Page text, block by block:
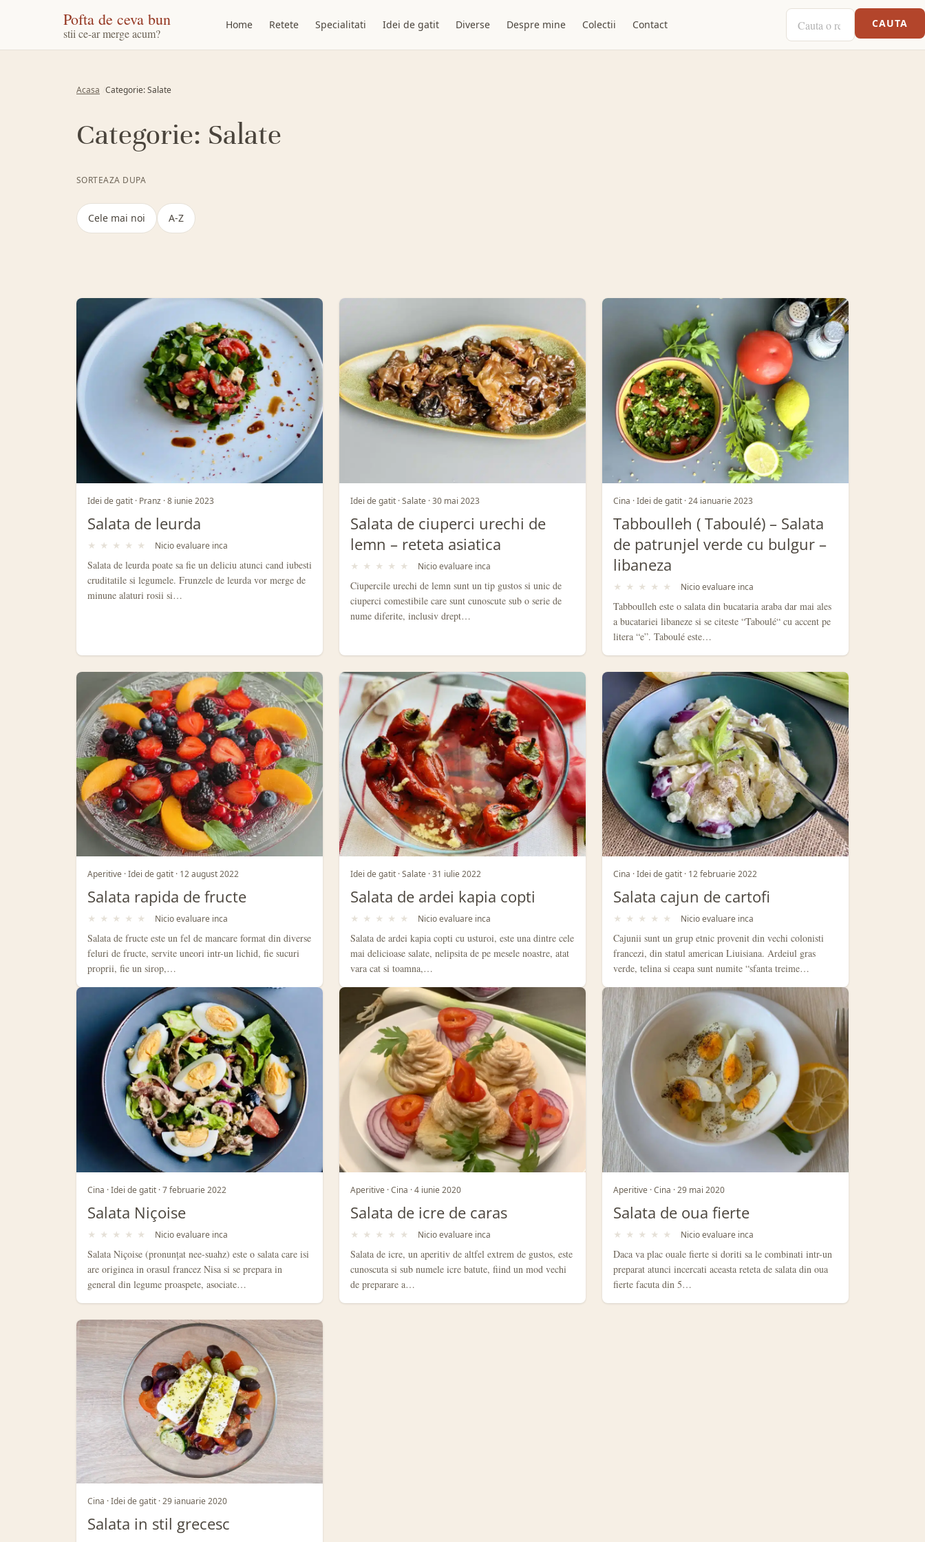
Pofta de ceva bun
stii ce-ar merge acum?
Home Retete Specialitati Idei de gatit Diverse Despre mine Colectii Contact
CAUTA O RETETA
CAUTA
Acasa Categorie: Salate
Categorie: Salate
SORTEAZA DUPA
Cele mai noi A-Z
Retete din Categorie: Salate
Idei de gatit · Pranz · 8 iunie 2023
Salata de leurda
★ ★ ★ ★ ★ Nicio evaluare inca
Salata de leurda poate sa fie un deliciu atunci cand iubesti
cruditatile si legumele. Frunzele de leurda vor merge de
minune alaturi rosii si…
Idei de gatit · Salate · 30 mai 2023
Salata de ciuperci urechi de
lemn – reteta asiatica
★ ★ ★ ★ ★ Nicio evaluare inca
Ciupercile urechi de lemn sunt un tip gustos si unic de
ciuperci comestibile care sunt cunoscute sub o serie de
nume diferite, inclusiv drept…
Cina · Idei de gatit · 24 ianuarie 2023
Tabboulleh ( Taboulé) – Salata
de patrunjel verde cu bulgur –
libaneza
★ ★ ★ ★ ★ Nicio evaluare inca
Tabboulleh este o salata din bucataria araba dar mai ales
a bucatariei libaneze si se citeste “Taboulé“ cu accent pe
litera “e”. Taboulé este…
Aperitive · Idei de gatit · 12 august 2022
Salata rapida de fructe
★ ★ ★ ★ ★ Nicio evaluare inca
Salata de fructe este un fel de mancare format din diverse
feluri de fructe, servite uneori intr-un lichid, fie sucuri
proprii, fie un sirop,…
Idei de gatit · Salate · 31 iulie 2022
Salata de ardei kapia copti
★ ★ ★ ★ ★ Nicio evaluare inca
Salata de ardei kapia copti cu usturoi, este una dintre cele
mai delicioase salate, nelipsita de pe mesele noastre, atat
vara cat si toamna,…
Cina · Idei de gatit · 12 februarie 2022
Salata cajun de cartofi
★ ★ ★ ★ ★ Nicio evaluare inca
Cajunii sunt un grup etnic provenit din vechi colonisti
francezi, din statul american Liuisiana. Ardeiul gras
verde, telina si ceapa sunt numite “sfanta treime…
Cina · Idei de gatit · 7 februarie 2022
Salata Niçoise
★ ★ ★ ★ ★ Nicio evaluare inca
Salata Niçoise (pronunțat nee-suahz) este o salata care isi
are originea in orasul francez Nisa si se prepara in
general din legume proaspete, asociate…
Aperitive · Cina · 4 iunie 2020
Salata de icre de caras
★ ★ ★ ★ ★ Nicio evaluare inca
Salata de icre, un aperitiv de altfel extrem de gustos, este
cunoscuta si sub numele icre batute, fiind un mod vechi
de preparare a…
Aperitive · Cina · 29 mai 2020
Salata de oua fierte
★ ★ ★ ★ ★ Nicio evaluare inca
Daca va plac ouale fierte si doriti sa le combinati intr-un
preparat atunci incercati aceasta reteta de salata din oua
fierte facuta din 5…
Cina · Idei de gatit · 29 ianuarie 2020
Salata in stil grecesc